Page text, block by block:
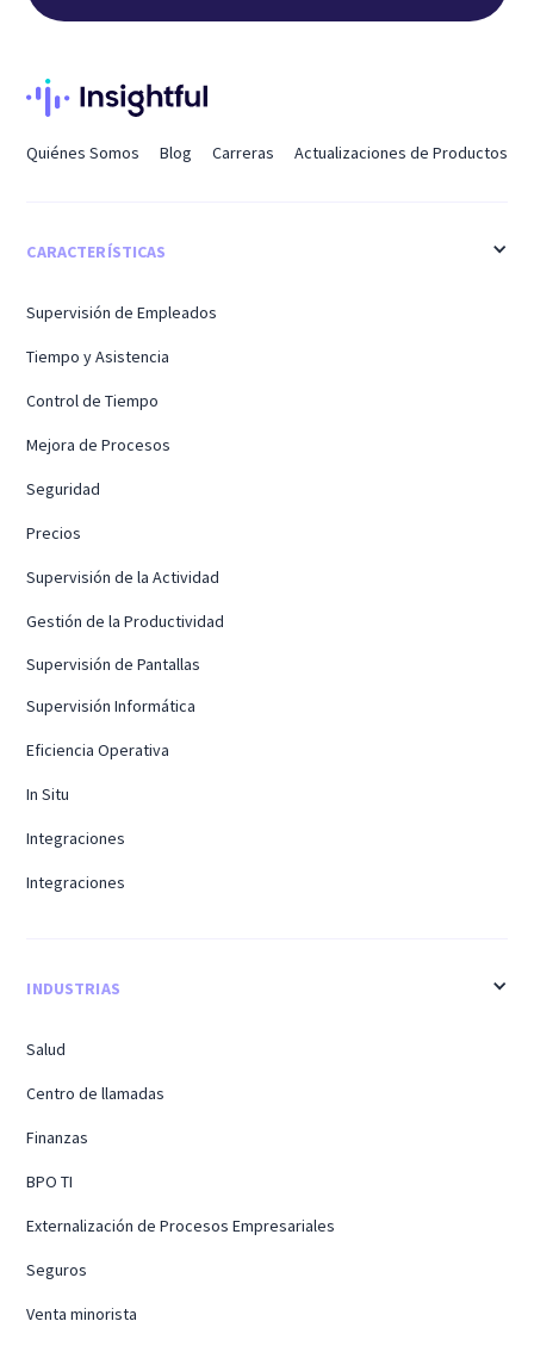
Quiénes Somos Blog Carreras Actualizaciones de Productos
CARACTERÍSTICAS
Supervisión de Empleados
Tiempo y Asistencia
Control de Tiempo
Mejora de Procesos
Seguridad
Precios
Supervisión de la Actividad
Gestión de la Productividad
Supervisión de Pantallas
Supervisión Informática
Eficiencia Operativa
In Situ
Integraciones
Integraciones
INDUSTRIAS
Salud
Centro de llamadas
Finanzas
BPO TI
Externalización de Procesos Empresariales
Seguros
Venta minorista